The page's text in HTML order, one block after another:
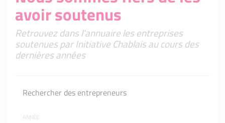
avoir soutenus
Retrouvez dans l'annuaire les entreprises
soutenues par Initiative Chablais au cours des
dernières années
Rechercher des entrepreneurs
ANNÉE